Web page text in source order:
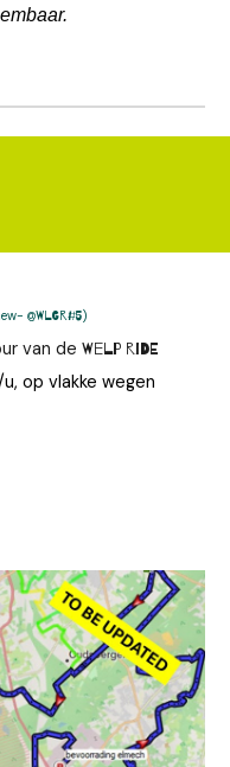
@WLGR#5)
van deWelp ride
u, opvlakke wegen